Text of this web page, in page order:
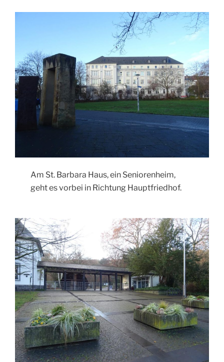
Am St. Barbara Haus, ein Seniorenheim,
geht es vorbei in Richtung Hauptfriedhof.